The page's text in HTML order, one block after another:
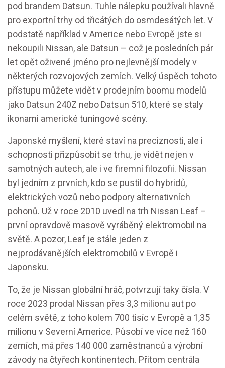
pod brandem Datsun. Tuhle nálepku používali hlavně
pro exportní trhy od třicátých do osmdesátých let. V
podstatě například v Americe nebo Evropě jste si
nekoupili Nissan, ale Datsun – což je posledních pár
let opět oživené jméno pro nejlevnější modely v
některých rozvojových zemích. Velký úspěch tohoto
přístupu můžete vidět v prodejním boomu modelů
jako Datsun 240Z nebo Datsun 510, které se staly
ikonami americké tuningové scény.
Japonské myšlení, které staví na preciznosti, ale i
schopnosti přizpůsobit se trhu, je vidět nejen v
samotných autech, ale i ve firemní filozofii. Nissan
byl jedním z prvních, kdo se pustil do hybridů,
elektrických vozů nebo podpory alternativních
pohonů. Už v roce 2010 uvedl na trh Nissan Leaf –
první opravdově masově vyráběný elektromobil na
světě. A pozor, Leaf je stále jeden z
nejprodávanějších elektromobilů v Evropě i
Japonsku.
To, že je Nissan globální hráč, potvrzují taky čísla. V
roce 2023 prodal Nissan přes 3,3 milionu aut po
celém světě, z toho kolem 700 tisíc v Evropě a 1,35
milionu v Severní Americe. Působí ve více než 160
zemích, má přes 140 000 zaměstnanců a výrobní
závody na čtyřech kontinentech. Přitom centrála